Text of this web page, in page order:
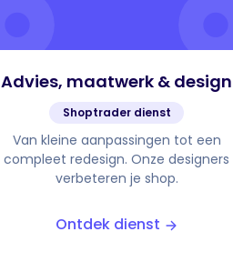
Advies, maatwerk & design
Shoptrader dienst
Van kleine aanpassingen tot een
compleet redesign. Onze designers
verbeteren je shop.
Ontdek dienst